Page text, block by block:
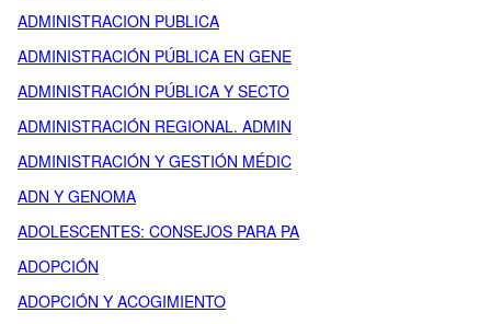
ADMINISTRACION PUBLICA
ADMINISTRACIÓN PÚBLICA EN GENE
ADMINISTRACIÓN PÚBLICA Y SECTO
ADMINISTRACIÓN REGIONAL. ADMIN
ADMINISTRACIÓN Y GESTIÓN MÉDIC
ADN Y GENOMA
ADOLESCENTES: CONSEJOS PARA PA
ADOPCIÓN
ADOPCIÓN Y ACOGIMIENTO